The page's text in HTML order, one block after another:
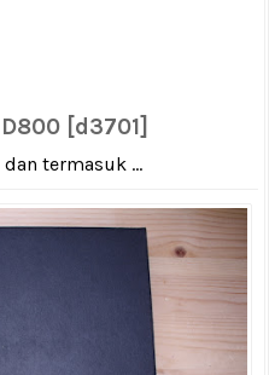
[d3701]
termasuk ...